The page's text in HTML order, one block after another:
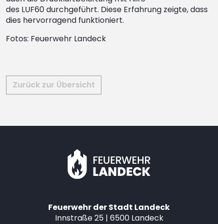
des LUF60 durchgeführt. Diese Erfahrung zeigte, dass
dies hervorragend funktioniert.
Fotos: Feuerwehr Landeck
Zurück zur Übersicht
Feuerwehr der Stadt Landeck
Innstraße 25 | 6500 Landeck